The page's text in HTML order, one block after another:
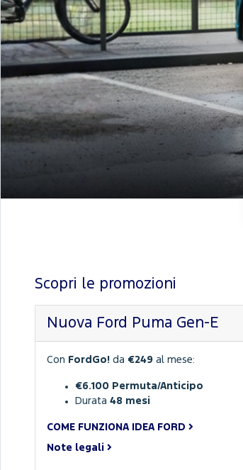
Scopri le promozioni
Nuova Ford Puma Gen-E
Con FordGo! da €249 al mese:
€6.100 Permuta/Anticipo
Durata 48 mesi
COME FUNZIONA IDEA FORD
Note legali